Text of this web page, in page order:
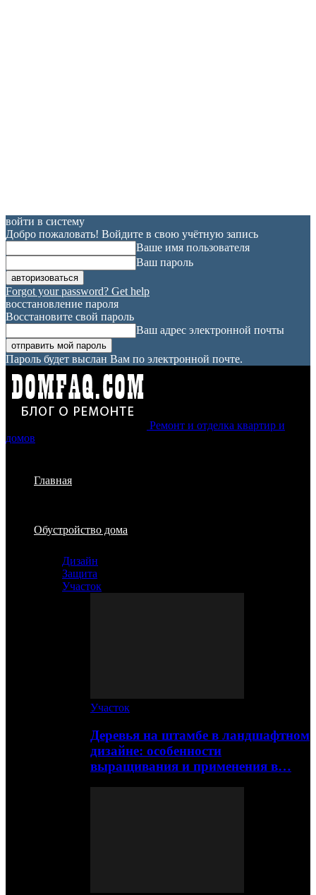
войти в систему
Добро пожаловать! Войдите в свою учётную запись
Ваше имя пользователя
Ваш пароль
Forgot your password? Get help
восстановление пароля
Восстановите свой пароль
Ваш адрес электронной почты
Пароль будет выслан Вам по электронной почте.
Ремонт и отделка квартир и
домов
Главная
Обустройство дома
Дизайн
Защита
Участок
Участок
Деревья на штамбе в ландшафтном
дизайне: особенности
выращивания и применения в…